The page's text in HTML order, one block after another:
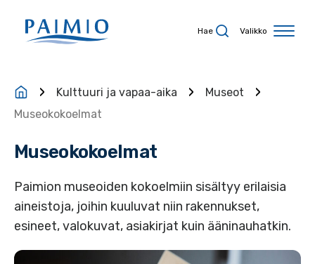
Hae Valikko
Kulttuuri ja vapaa-aika
Museot
Museokokoelmat
Museokokoelmat
Paimion museoiden kokoelmiin sisältyy erilaisia
aineistoja, joihin kuuluvat niin rakennukset,
esineet, valokuvat, asiakirjat kuin ääninauhatkin.